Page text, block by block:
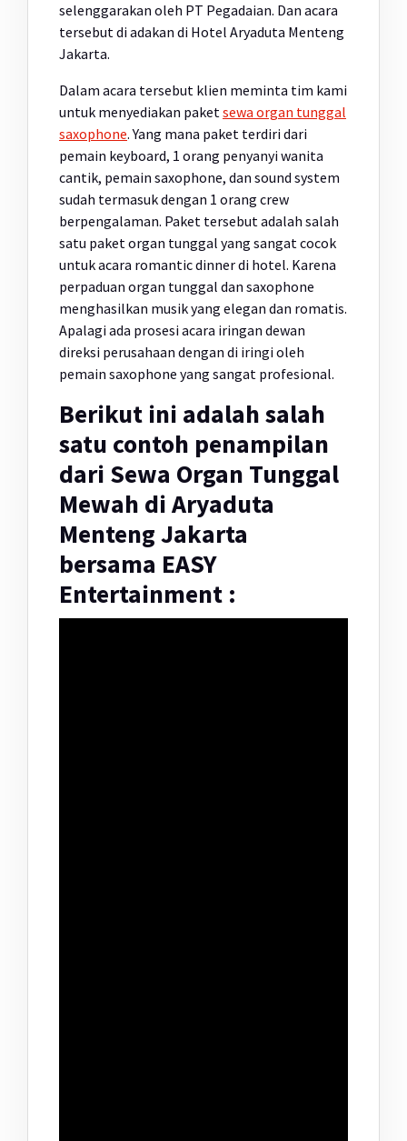
selenggarakan oleh PT Pegadaian. Dan acara
tersebut di adakan di Hotel Aryaduta Menteng
Jakarta.
Dalam acara tersebut klien meminta tim kami
untuk menyediakan paketsewa organ tunggal
saxophone. Yang mana paket terdiri dari
pemain keyboard, 1 orang penyanyi wanita
cantik, pemain saxophone, dan sound system
sudah termasuk dengan 1 orang crew
berpengalaman. Paket tersebut adalah salah
satu paket organ tunggal yang sangat cocok
untuk acara romantic dinner di hotel. Karena
perpaduan organ tunggal dan saxophone
menghasilkan musik yang elegan dan romatis.
Apalagi ada prosesi acara iringan dewan
direksi perusahaan dengan di iringi oleh
pemain saxophone yang sangat profesional.
Berikut ini adalah salah
satu contoh penampilan
dari Sewa Organ Tunggal
Mewah di Aryaduta
Menteng Jakarta
bersama EASY
Entertainment :